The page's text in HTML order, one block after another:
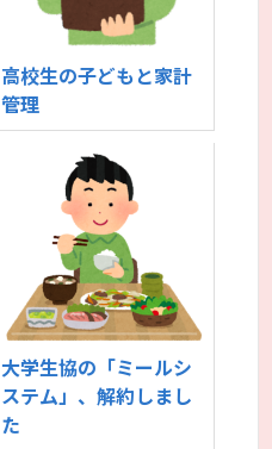
高校生の子どもと家計
管理
大学生協の「ミールシ
ステム」、解約しまし
た